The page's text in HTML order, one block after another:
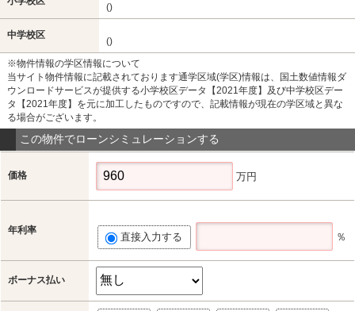
()
中学校区
()
※物件情報の学区情報について
当サイト物件情報に記載されております通学区域(学区)情報は、国土数値情報ダ
ウンロードサービスが提供する小学校区データ【2021年度】及び中学校区デー
タ【2021年度】を元に加工したものですので、記載情報が現在の学区域と異な
る場合がございます。
この物件でローンシミュレーションする
価格 万円
年利率
直接入力する ％
ボーナス払い